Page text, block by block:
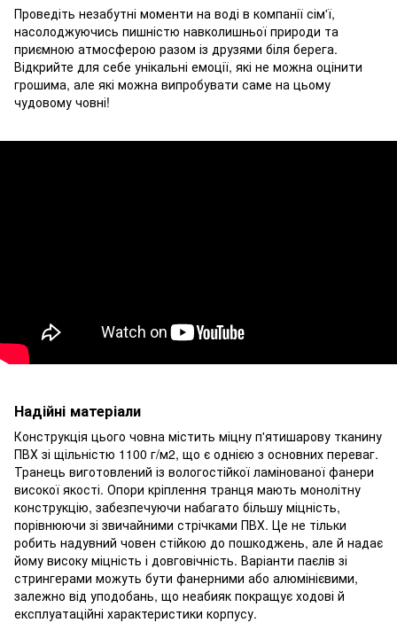
Проведіть незабутні моменти на воді в компанії сім'ї,
насолоджуючись пишністю навколишньої природи та
приємною атмосферою разом із друзями біля берега.
Відкрийте для себе унікальні емоції, які не можна оцінити
грошима, але які можна випробувати саме на цьому
чудовому човні!
Надійні матеріали
Конструкція цього човна містить міцну п'ятишарову тканину
ПВХ зі щільністю 1100 г/м2, що є однією з основних переваг.
Транець виготовлений із вологостійкої ламінованої фанери
високої якості. Опори кріплення транця мають монолітну
конструкцію, забезпечуючи набагато більшу міцність,
порівнюючи зі звичайними стрічками ПВХ. Це не тільки
робить надувний човен стійкою до пошкоджень, але й надає
йому високу міцність і довговічність. Варіанти паєлів зі
стрингерами можуть бути фанерними або алюмінієвими,
залежно від уподобань, що неабияк покращує ходові й
експлуатаційні характеристики корпусу.